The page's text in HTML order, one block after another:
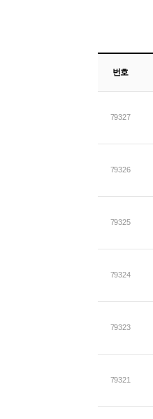
번호
79327
79326
79325
79324
79323
79321